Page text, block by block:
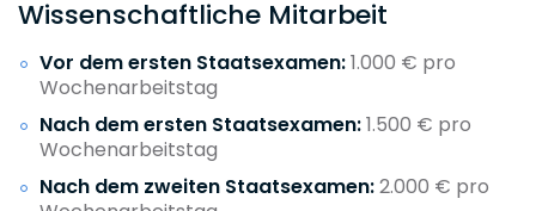
Wissenschaftliche Mitarbeit
Vor dem ersten Staatsexamen:1.000 € pro
Wochenarbeitstag
Nach dem ersten Staatsexamen:1.500 € pro
Wochenarbeitstag
Nach dem zweiten Staatsexamen:2.000 € pro